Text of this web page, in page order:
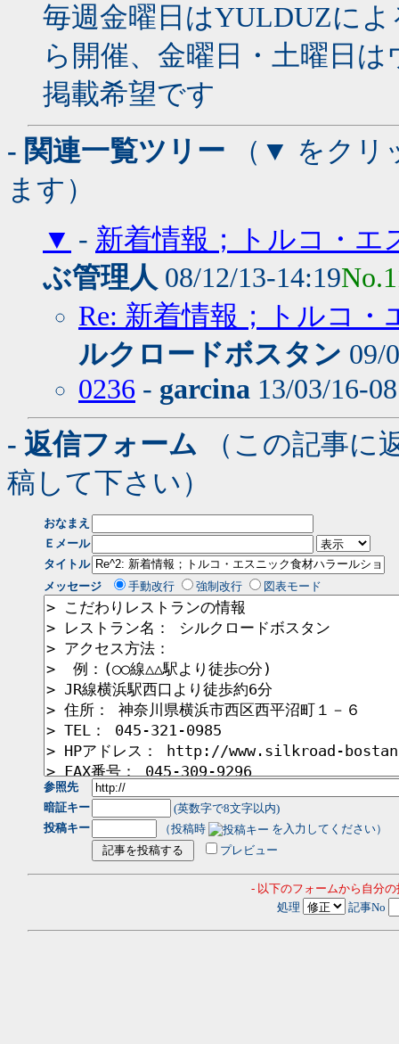
毎週金曜日はYULDUZに
ら開催、金曜日・土曜日
掲載希望です
- 関連一覧ツリー （▼ をクリ
ます）
▼ - 新着情報；トルコ・エ
ぶ管理人 08/12/13-14:19
Re: 新着情報；トルコ
ルクロードボスタン 09/
0236 - garcina 13/03/16-
- 返信フォーム （この記事に
稿して下さい）
おなまえ
Ｅメール
タイトル
メッセージ
手動改行 強制改行 図表モード
参照先
暗証キー
(英数字で8文字以内)
投稿キー
（投稿時
を入力してください）
プレビュー
- 以下のフォームから自分
処理
記事No